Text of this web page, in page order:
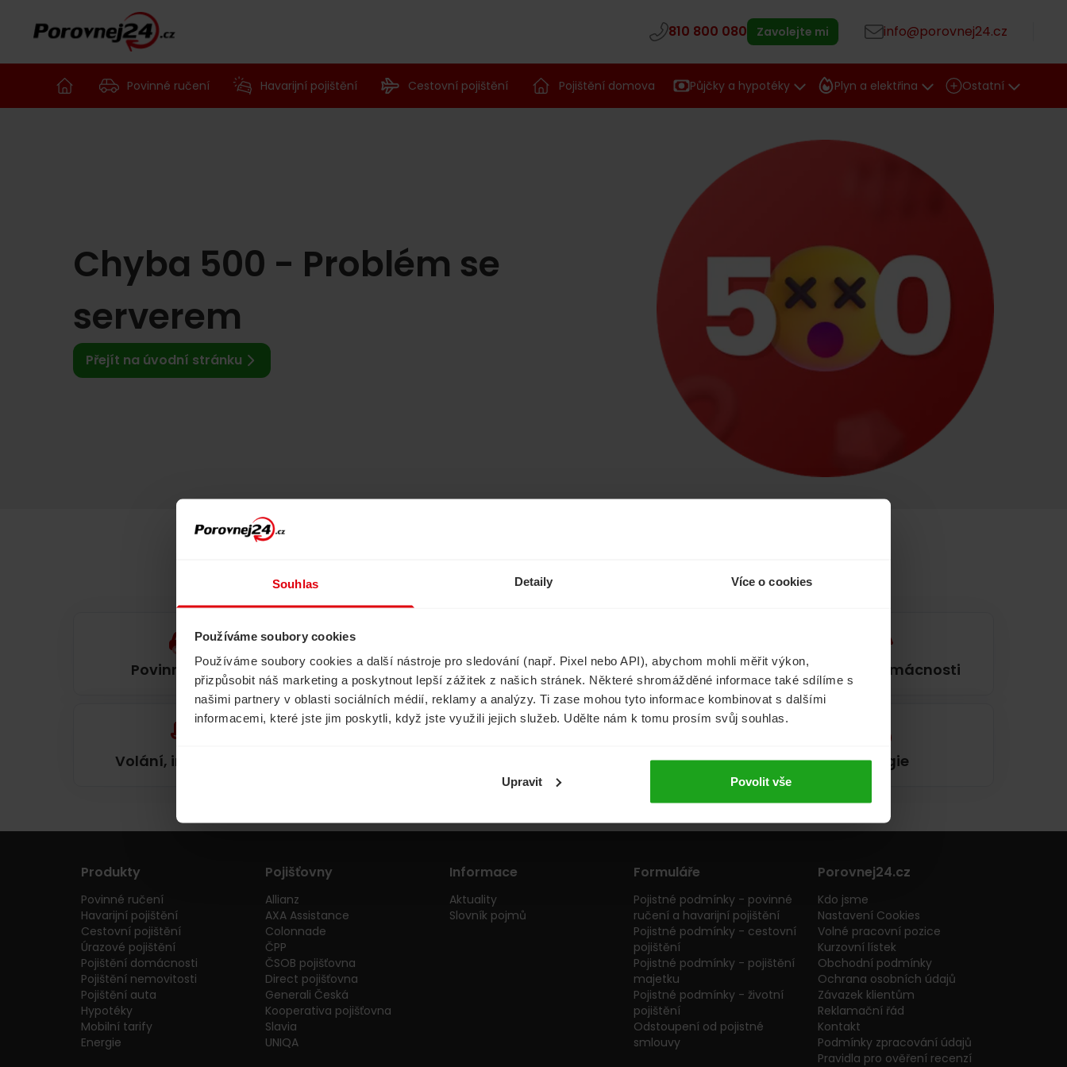
Souhlas Detaily Více o cookies
Používáme soubory cookies
Používáme soubory cookies a další nástroje pro sledování (např. Pixel nebo API), abychom mohli měřit výkon,
přizpůsobit náš marketing a poskytnout lepší zážitek z našich stránek. Některé shromážděné informace také sdílíme s
našimi partnery v oblasti sociálních médií, reklamy a analýzy. Ti zase mohou tyto informace kombinovat s dalšími
informacemi, které jste jim poskytli, když jste využili jejich služeb. Udělte nám k tomu prosím svůj souhlas.
Upravit Povolit vše
810 800 080 Zavolejte mi info@porovnej24.cz
Povinné ručení Havarijní pojištění Cestovní pojištění Pojištění domova Půjčky a hypotéky Plyn a elektřina Ostatní
Chyba 500 - Problém se
serverem
Přejít na úvodní stránku
Ušetřete s námi
Povinné ručení Havarijní pojištění Cestovní pojištění Pojištění domácnosti
Volání, internet, TV Životní pojištění Energie
Produkty
Povinné ručení
Havarijní pojištění
Cestovní pojištění
Úrazové pojištění
Pojištění domácnosti
Pojištění nemovitosti
Pojištění auta
Hypotéky
Mobilní tarify
Energie
Pojišťovny
Allianz
AXA Assistance
Colonnade
ČPP
ČSOB pojišťovna
Direct pojišťovna
Generali Česká
Kooperativa pojišťovna
Slavia
UNIQA
Informace
Aktuality
Slovník pojmů
Formuláře
Pojistné podmínky - povinné
ručení a havarijní pojištění
Pojistné podmínky - cestovní
pojištění
Pojistné podmínky - pojištění
majetku
Pojistné podmínky - životní
pojištění
Odstoupení od pojistné
smlouvy
Porovnej24.cz
Kdo jsme
Nastavení Cookies
Volné pracovní pozice
Kurzovní lístek
Obchodní podmínky
Ochrana osobních údajů
Závazek klientům
Reklamační řád
Kontakt
Podmínky zpracování údajů
Pravidla pro ověření recenzí